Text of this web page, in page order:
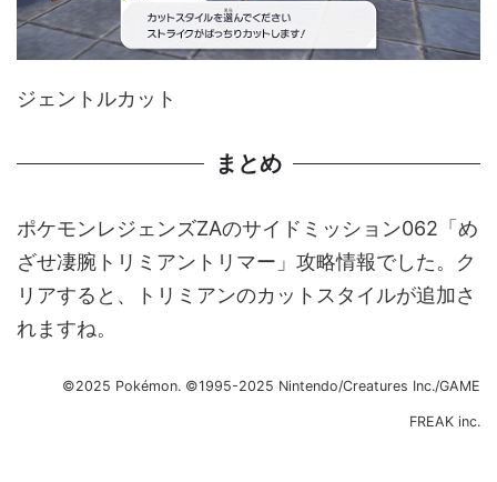
ジェントルカット
まとめ
ポケモンレジェンズZAのサイドミッション062「め
ざせ凄腕トリミアントリマー」攻略情報でした。ク
リアすると、トリミアンのカットスタイルが追加さ
れますね。
©2025 Pokémon. ©1995-2025 Nintendo/Creatures Inc./GAME
FREAK inc.